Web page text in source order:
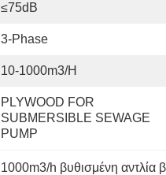
≤75dB
3-Phase
10-1000m3/h
PLYWOOD FOR
SUBMERSIBLE SEWAGE
PUMP
1000m3/h βυθισμένη αντλία